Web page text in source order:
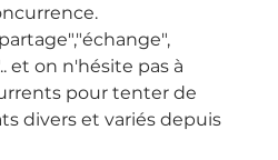
et on n'hésite pas à
pour tenter de
divers et variés depuis